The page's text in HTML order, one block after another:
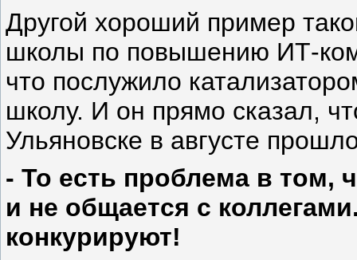
Другой хороший пример
школы по повышению ИТ-
что послужило
школу. И он прямо сказал,
Ульяновске в августе
- То есть проблема в том,
и не общается с
конкурируют!